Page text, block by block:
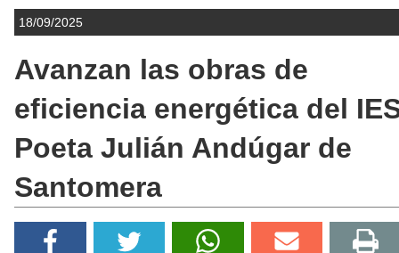
18/09/2025
Avanzan las obras de
eficiencia energética del
Poeta Julián Andúgar de
Santomera